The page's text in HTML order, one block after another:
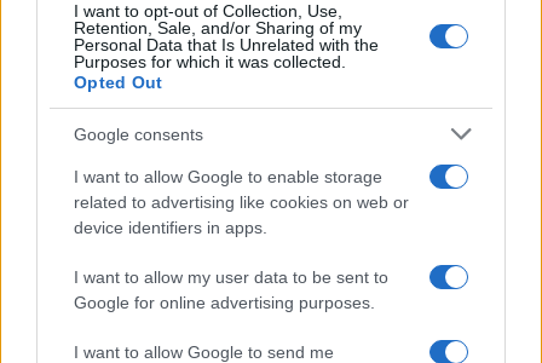
I want to opt-out of Collection, Use,
Retention, Sale, and/or Sharing of my
Personal Data that Is Unrelated with the
Purposes for which it was collected.
Opted Out
Google consents
I want to allow Google to enable storage
related to advertising like cookies on web or
device identifiers in apps.
I want to allow my user data to be sent to
Google for online advertising purposes.
I want to allow Google to send me
Continua a leggere
LIFESTYLE